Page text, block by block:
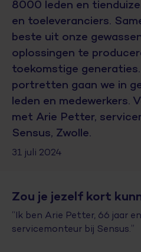
8000 leden en
en toeleveranciers.
beste uit onze
oplossingen te
toekomstige
portretten gaan we in
leden en medewerkers.
met Arie Petter,
Sensus, Zwolle.
31 juli 2024
Zou je jezelf kort
“Ik ben Arie Petter, 66 jaar
servicemonteur bij Sensus.”